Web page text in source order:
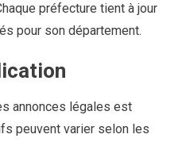
préfecture tient à jour
pour son département.
annonces légales est
peuvent varier selon les